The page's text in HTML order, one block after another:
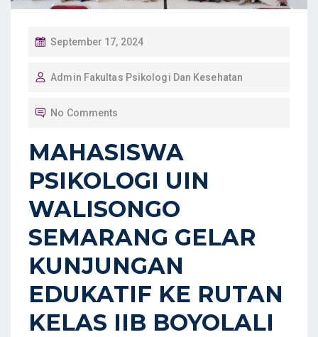
P
S
O
N
September 17, 2024
Admin Fakultas Psikologi Dan Kesehatan
No Comments
MAHASISWA
PSIKOLOGI UIN
WALISONGO
SEMARANG GELAR
KUNJUNGAN
EDUKATIF KE RUTAN
KELAS IIB BOYOLALI